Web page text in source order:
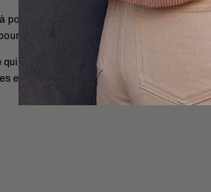
à portée (téléphone, porte-cartes, clés) avec
un accès rapide.
qui s’adapte à toutes les morphologies.
européennes, confection au Portugal.